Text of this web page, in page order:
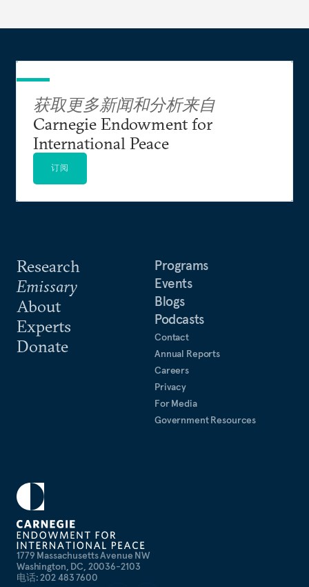
1779 Massachusetts Avenue NW
Washington, DC, 20036-2103
电话: 202 483 7600
Research
Emissary
About
Experts
Donate
Programs
Events
Blogs
Podcasts
Contact
Annual Reports
Careers
Privacy
For Media
Government Resources
获取更多新闻和分析来自
Carnegie Endowment for
International Peace
订阅